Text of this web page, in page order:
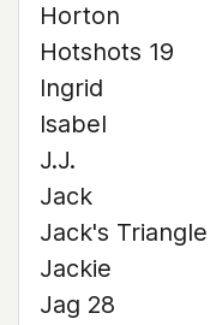
Horton
Hotshots 19
Ingrid
Isabel
J.J.
Jack
Jack's Triangle
Jackie
Jag 28